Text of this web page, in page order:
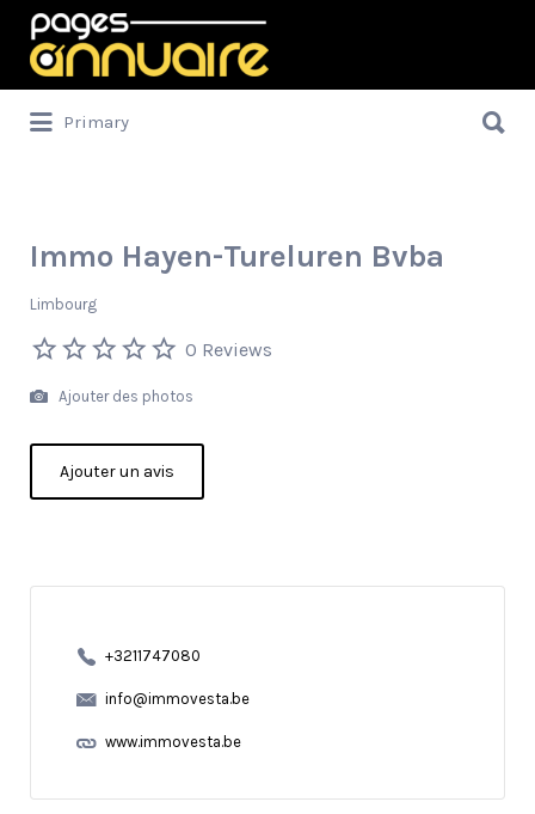
Rechercher:
Primary
Immo Hayen-Tureluren Bvba
Limbourg
0 Reviews
Ajouter des photos
Ajouter un avis
+3211747080
info@immovesta.be
www.immovesta.be